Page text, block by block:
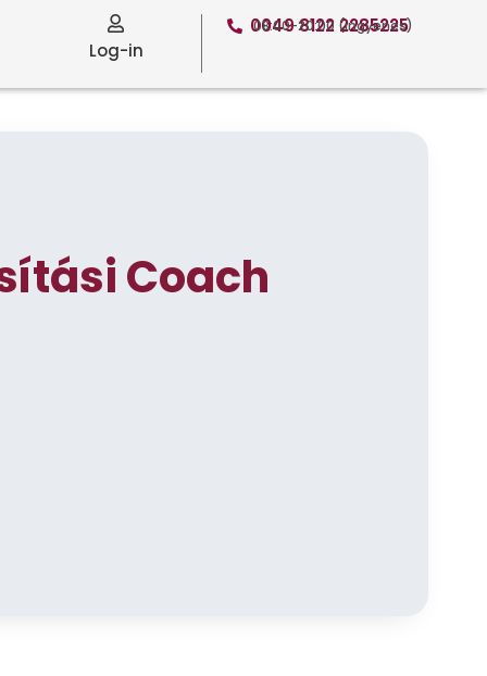
Log-in
0049 8122 2285225
08:00-20:00 (ingyenes)
Coach